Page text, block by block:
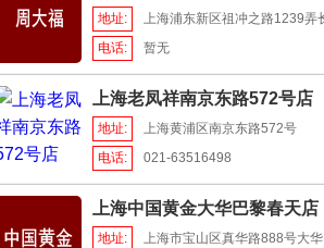
地址:
上海浦东新区祖冲之路1239弄
电话:
暂无
上海老凤祥南京东路572号店
地址:
上海黄浦区南京东路572号
电话:
021-63516498
上海中国黄金大华巴黎春天店
地址:
上海市宝山区真华路888号大